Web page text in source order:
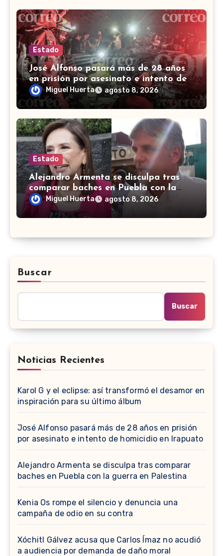
Estado
José Alfonso pasará más de 28 años
en prisión por asesinato e intento de
homicidio en Irapuato
Miguel Huerta agosto 8, 2026
Estado
Alejandro Armenta se disculpa tras
comparar baches en Puebla con la
guerra en Palestina
Miguel Huerta agosto 8, 2026
Buscar
Buscar
Noticias Recientes
Karol G y el eclipse: así transformó el desamor en
inspiración para su último álbum
José Alfonso pasará más de 28 años en prisión
por asesinato e intento de homicidio en Irapuato
Alejandro Armenta se disculpa tras comparar
baches en Puebla con la guerra en Palestina
Kenia Os rompe el silencio y denuncia una
campaña de odio en su contra
Xóchitl Gálvez acusa que Carlos Ímaz no acudió
a audiencia por demanda de daño moral